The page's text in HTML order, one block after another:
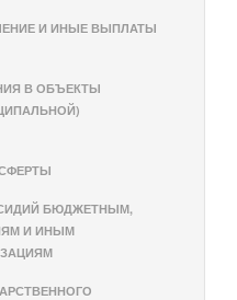
И ИНЫЕ ВЫПЛАТЫ
В ОБЪЕКТЫ
БЮДЖЕТНЫМ,
И ИНЫМ